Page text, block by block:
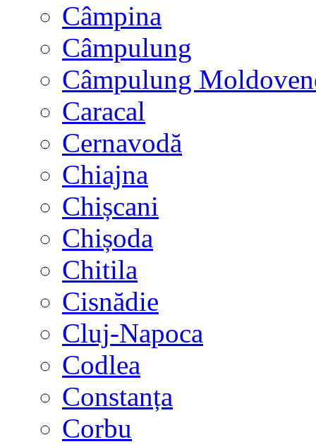
Câmpina
Câmpulung
Câmpulung
Caracal
Cernavodă
Chiajna
Chișcani
Chișoda
Chitila
Cisnădie
Cluj-Napoca
Codlea
Constanța
Corbu